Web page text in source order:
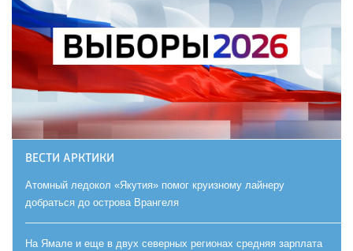
ВЕСТИ АРКТИКИ
Атомный ледокол «Якутия» помог круизному лайнеру
добраться до острова Врангеля
На Ямале и еще в двух северных регионах средняя зарплата